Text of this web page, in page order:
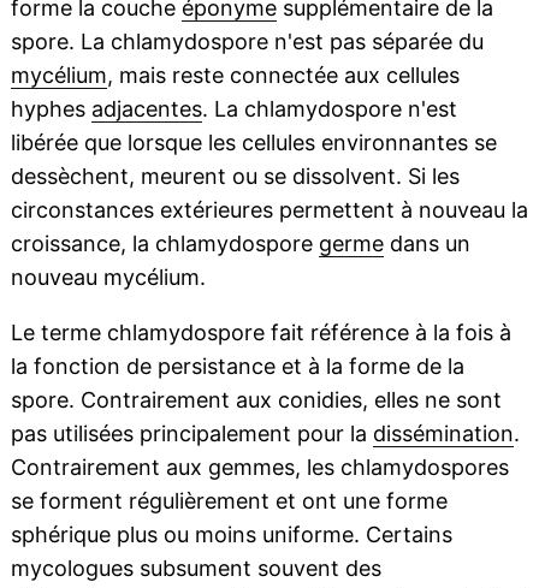
forme la couche éponymesupplémentaire de la
spore. La chlamydospore n'est pas séparée du
mycélium, mais reste connectée aux cellules
hyphes adjacentes. La chlamydospore n'est
libérée que lorsque les cellules environnantes se
dessèchent, meurent ou se dissolvent. Si les
circonstances extérieures permettent à nouveau la
croissance, la chlamydospore germedans un
nouveau mycélium.
Le terme chlamydospore fait référence à la fois à
la fonction de persistance et à la forme de la
spore. Contrairement aux conidies, elles ne sont
pas utilisées principalement pour la dissémination.
Contrairement aux gemmes, les chlamydospores
se forment régulièrement et ont une forme
sphérique plus ou moins uniforme. Certains
mycologues subsument souvent des